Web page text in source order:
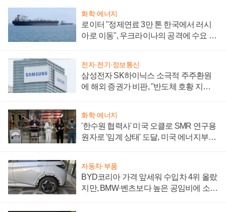
화학·에너지
로이터 "정제연료 3만 톤 한국에서 러시
아로 이동", 우크라이나의 공격에 수요 늘
전자·전기·정보통신
삼성전자 SK하이닉스 소극적 주주환원
에 해외 증권가 비판, "반도체 호황 지속
화학·에너지
'한수원 협력사' 미국 오클로 SMR 연구용
원자로 '임계 상태' 도달, 미국 에너지부
자동차·부품
BYD코리아 가격 앞세워 수입차 4위 올랐
지만, BMW·벤츠보다 높은 공임비에 소비